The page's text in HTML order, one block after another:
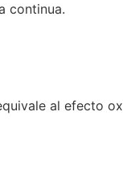
continua.
al efecto